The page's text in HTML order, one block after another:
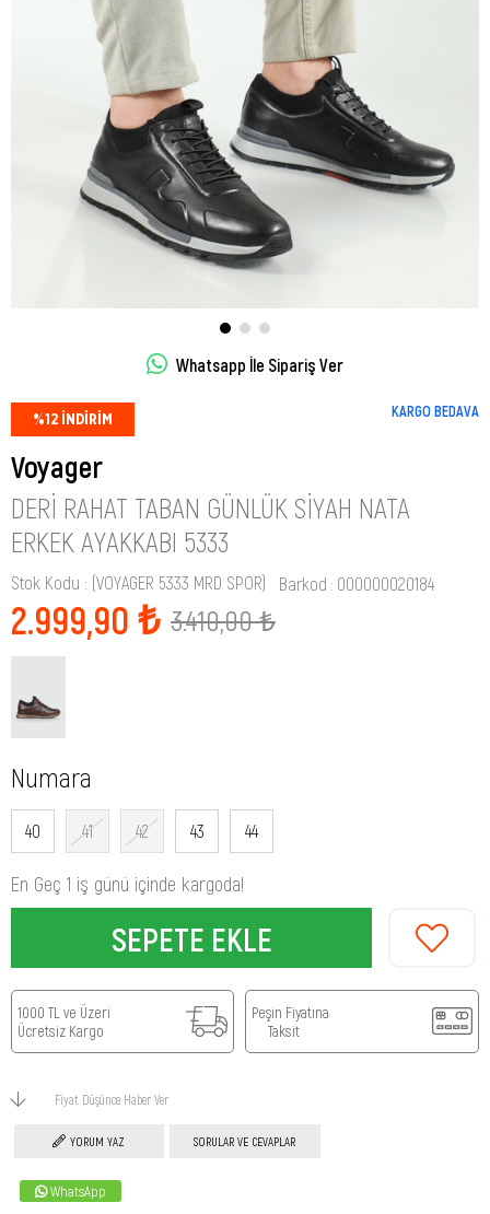
Whatsapp İle Sipariş Ver
%12 İNDIRIM KARGO BEDAVA
Voyager
DERI RAHAT TABAN GÜNLÜK SIYAH NATA
ERKEK AYAKKABI 5333
Stok Kodu (VOYAGER 5333 MRD SPOR) Barkod : 000000020184
3.410,00 ₺
2.999,90 ₺
Numara
40 41 42 43 44
En Geç 1 iş günü içinde kargoda!
1000 TL ve Üzeri
Ücretsiz Kargo
Peşin Fiyatına
Taksit
Fiyat Düşünce Haber Ver
YORUM YAZ SORULAR VE CEVAPLAR
WhatsApp